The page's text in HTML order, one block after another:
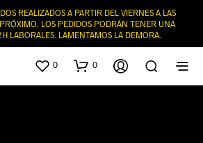
REALIZADOS A PARTIR DEL VIERNES A LAS
LOS PEDIDOS PODRÁN TENER UNA
LABORALES. LAMENTAMOS LA DEMORA.
0 0